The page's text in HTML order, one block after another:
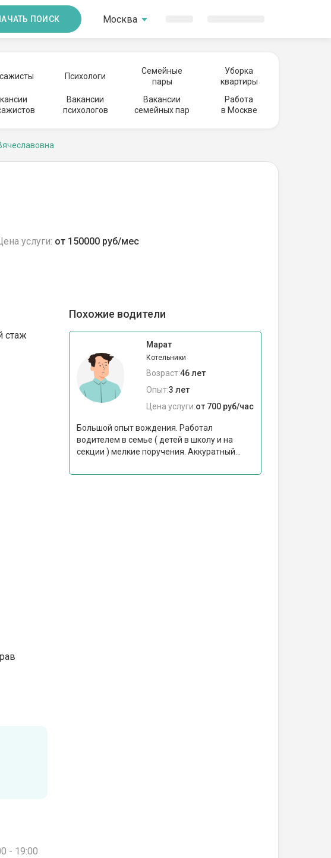
ПОИСК Москва
Психологи
Семейные
пары
Уборка
квартиры
Вакансии
психологов
Вакансии
семейных пар
Работа
в Москве
услуги: от 150000 руб/мес
стаж
- 19:00
Похожие водители
Марат
Котельники
Возраст:46 лет
Опыт:3 лет
Цена услуги:от 700 руб/час
Большой опыт вождения. Работал
водителем в семье ( детей в школу и на
секции ) мелкие поручения. Аккуратный...